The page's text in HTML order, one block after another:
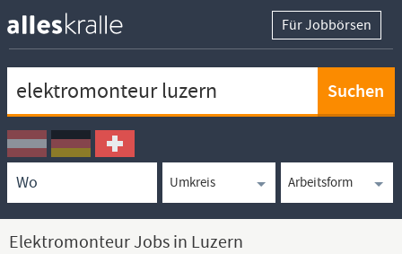
Für Jobbörsen
Ortssuche
Umkreissuche
Arbeitsform
Elektromonteur Jobs in Luzern